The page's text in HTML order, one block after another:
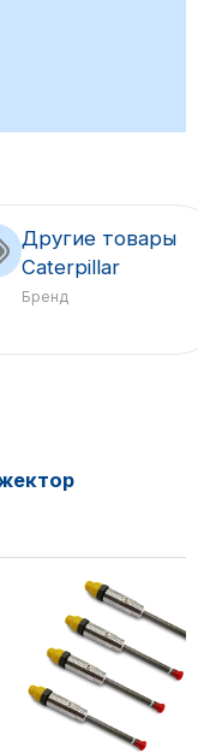
Другие товары
Caterpillar
Бренд